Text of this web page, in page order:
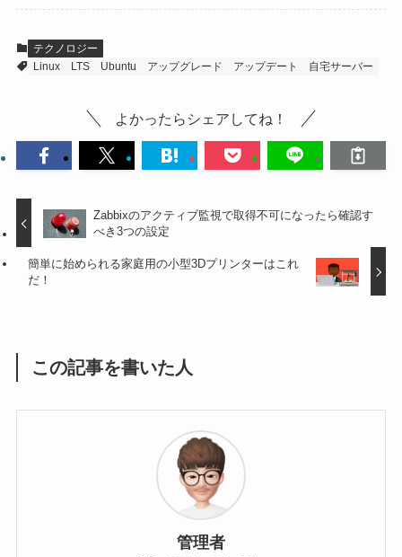
テクノロジー
Linux
LTS Ubuntu アップグレード アップデート 自宅サーバー
よかったらシェアしてね！
Zabbixのアクティブ監視で取得不可になったら確認す
べき3つの設定
簡単に始められる家庭用の小型3Dプリンターはこれ
だ！
この記事を書いた人
管理者